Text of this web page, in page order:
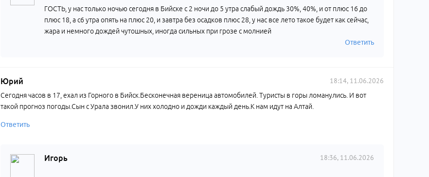
ГОСТЬ, у нас только ночью сегодня в Бийске с 2 ночи до 5 утра слабый дождь 30%, 40%, и от плюс 16 до
плюс 18, а с6 утра опять на плюс 20, и завтра без осадков плюс 28, у нас все лето такое будет как сейчас,
жара и немного дождей чутошных, иногда сильных при грозе с молнией
Ответить
Юрий 18:14, 11.06.2026
Сегодня часов в 17, ехал из Горного в Бийск.Бесконечная вереница автомобилей. Туристы в горы ломанулись. И вот
такой прогноз погоды.Сын с Урала звонил.У них холодно и дожди каждый день.К нам идут на Алтай.
Ответить
Игорь 18:36, 11.06.2026